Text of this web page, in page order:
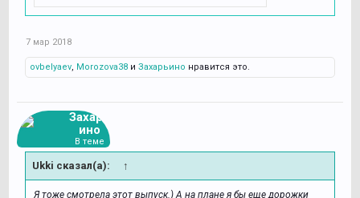
7 мар 2018
ovbelyaev, Morozova38 и Захарьино нравится это.
Захарь
ино
В теме
Ukki сказал(а): ↑
Я тоже смотрела этот выпуск.) А на плане я бы еще дорожки